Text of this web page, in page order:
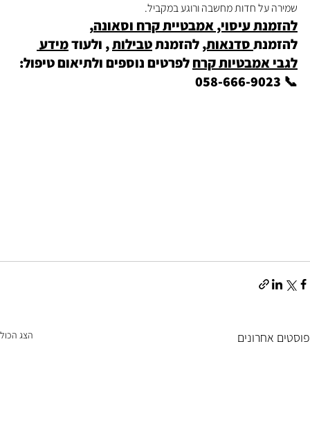
שמירה על חדות מחשבה ורוגע במקביל.
להזמנת עיסוי, אמבטיית קרח וסאונה,
להזמנת סדנאות, להזמנת טבילות , ולעוד מידע
לגבי אמבטיות קרח לפרטים נוספים ולתיאום טיפול:
📞 058-666-9023
פוסטים אחרונים הצג הכול